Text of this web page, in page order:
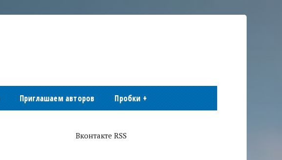
Приглашаем авторов Пробки +
Вконтакте RSS